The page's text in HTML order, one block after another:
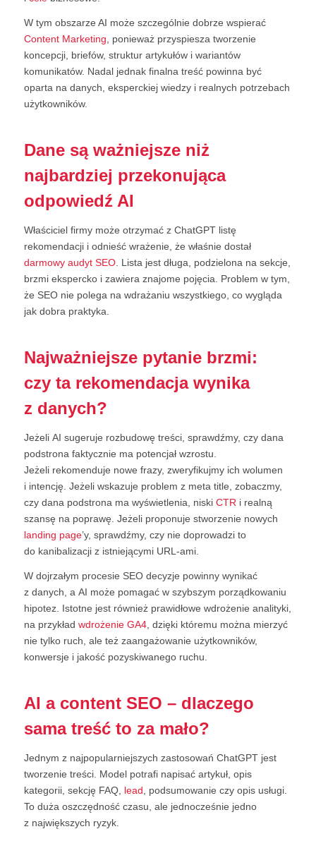
W tym obszarze AI może szczególnie dobrze wspierać
Content Marketing, ponieważ przyspiesza tworzenie
koncepcji, briefów, struktur artykułów i wariantów
komunikatów. Nadal jednak finalna treść powinna być
oparta na danych, eksperckiej wiedzy i realnych potrzebach
użytkowników.
Dane są ważniejsze niż
najbardziej przekonująca
odpowiedź AI
Właściciel firmy może otrzymać z ChatGPT listę
rekomendacji i odnieść wrażenie, że właśnie dostał
darmowy audyt SEO. Lista jest długa, podzielona na sekcje,
brzmi ekspercko i zawiera znajome pojęcia. Problem w tym,
że SEO nie polega na wdrażaniu wszystkiego, co wygląda
jak dobra praktyka.
Najważniejsze pytanie brzmi:
czy ta rekomendacja wynika
z danych?
Jeżeli AI sugeruje rozbudowę treści, sprawdźmy, czy dana
podstrona faktycznie ma potencjał wzrostu.
Jeżeli rekomenduje nowe frazy, zweryfikujmy ich wolumen
i intencję. Jeżeli wskazuje problem z meta title, zobaczmy,
czy dana podstrona ma wyświetlenia, niski CTR i realną
szansę na poprawę. Jeżeli proponuje stworzenie nowych
landing page’y, sprawdźmy, czy nie doprowadzi to
do kanibalizacji z istniejącymi URL-ami.
W dojrzałym procesie SEO decyzje powinny wynikać
z danych, a AI może pomagać w szybszym porządkowaniu
hipotez. Istotne jest również prawidłowe wdrożenie analityki,
na przykład wdrożenie GA4, dzięki któremu można mierzyć
nie tylko ruch, ale też zaangażowanie użytkowników,
konwersje i jakość pozyskiwanego ruchu.
AI a content SEO – dlaczego
sama treść to za mało?
Jednym z najpopularniejszych zastosowań ChatGPT jest
tworzenie treści. Model potrafi napisać artykuł, opis
kategorii, sekcję FAQ, lead , podsumowanie czy opis usługi.
To duża oszczędność czasu, ale jednocześnie jedno
z największych ryzyk.